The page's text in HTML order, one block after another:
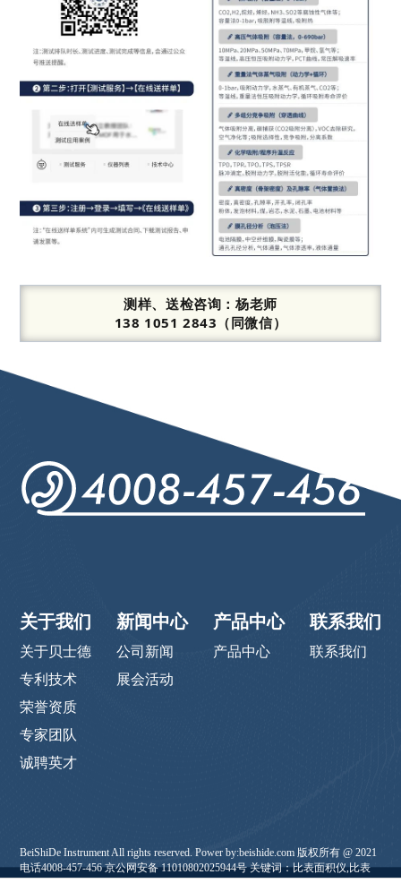
测样、送检咨询： 杨老师
138 1051 2843（同微信）
关于我们
关于贝士德
专利技术
荣誉资质
专家团队
诚聘英才
新闻中心
公司新闻
展会活动
产品中心
产品中心
联系我们
联系我们
BeiShiDe Instrument All rights reserved. Power by:beishide.com 版权所有 @ 2021
电话4008-457-456 京公网安备 11010802025944号 关键词：比表面积仪,比表